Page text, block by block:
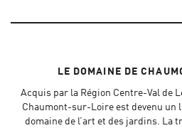
LE DOMAINE DE
Acquis par la Région Centre-Val de
Chaumont-sur-Loire est devenu un
domaine de l’art et des jardins. La